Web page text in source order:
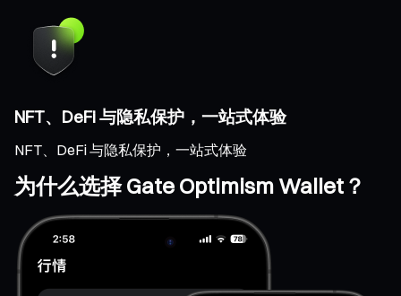
NFT、DeFi 与隐私保护，一站式体验
NFT、DeFi 与隐私保护，一站式体验
为什么选择 Gate Optimism Wallet？